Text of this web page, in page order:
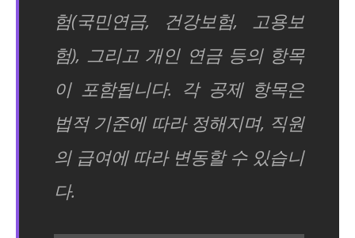
험(국민연금, 건강보험, 고용보
험), 그리고 개인 연금 등의 항목
이 포함됩니다. 각 공제 항목은
법적 기준에 따라 정해지며, 직원
의 급여에 따라 변동할 수 있습니
다.